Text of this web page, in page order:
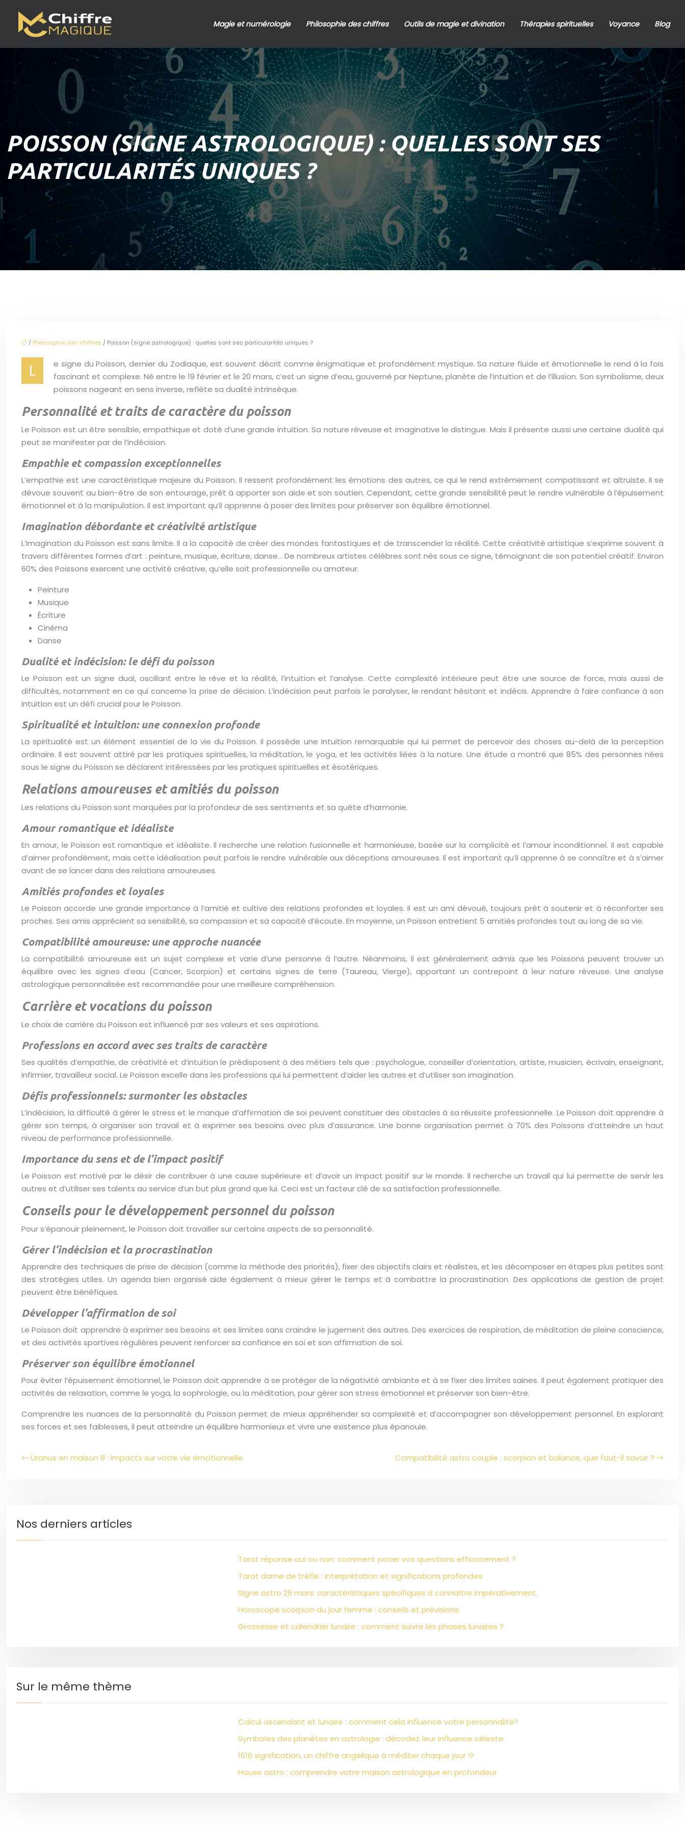
Magie et numérologie Philosophie des chiffres Outils de magie et divination Thérapies spirituelles Voyance Blog
POISSON (SIGNE ASTROLOGIQUE) : QUELLES SONT SES
PARTICULARITÉS UNIQUES ?
/ Philosophie des chiffres / Poisson (signe astrologique) : quelles sont ses particularités uniques ?
L
e signe du Poisson, dernier du Zodiaque, est souvent décrit comme énigmatique et profondément mystique. Sa nature fluide et émotionnelle le rend à la fois
fascinant et complexe. Né entre le 19 février et le 20 mars, c’est un signe d’eau, gouverné par Neptune, planète de l’intuition et de l’illusion. Son symbolisme, deux
poissons nageant en sens inverse, reflète sa dualité intrinsèque.
Personnalité et traits de caractère du poisson
Le Poisson est un être sensible, empathique et doté d’une grande intuition. Sa nature rêveuse et imaginative le distingue. Mais il présente aussi une certaine dualité qui
peut se manifester par de l’indécision.
Empathie et compassion exceptionnelles
L’empathie est une caractéristique majeure du Poisson. Il ressent profondément les émotions des autres, ce qui le rend extrêmement compatissant et altruiste. Il se
dévoue souvent au bien-être de son entourage, prêt à apporter son aide et son soutien. Cependant, cette grande sensibilité peut le rendre vulnérable à l’épuisement
émotionnel et à la manipulation. Il est important qu’il apprenne à poser des limites pour préserver son équilibre émotionnel.
Imagination débordante et créativité artistique
L’imagination du Poisson est sans limite. Il a la capacité de créer des mondes fantastiques et de transcender la réalité. Cette créativité artistique s’exprime souvent à
travers différentes formes d’art : peinture, musique, écriture, danse… De nombreux artistes célèbres sont nés sous ce signe, témoignant de son potentiel créatif. Environ
60% des Poissons exercent une activité créative, qu’elle soit professionnelle ou amateur.
Peinture
Musique
Écriture
Cinéma
Danse
Dualité et indécision: le défi du poisson
Le Poisson est un signe dual, oscillant entre le rêve et la réalité, l’intuition et l’analyse. Cette complexité intérieure peut être une source de force, mais aussi de
difficultés, notamment en ce qui concerne la prise de décision. L’indécision peut parfois le paralyser, le rendant hésitant et indécis. Apprendre à faire confiance à son
intuition est un défi crucial pour le Poisson.
Spiritualité et intuition: une connexion profonde
La spiritualité est un élément essentiel de la vie du Poisson. Il possède une intuition remarquable qui lui permet de percevoir des choses au-delà de la perception
ordinaire. Il est souvent attiré par les pratiques spirituelles, la méditation, le yoga, et les activités liées à la nature. Une étude a montré que 85% des personnes nées
sous le signe du Poisson se déclarent intéressées par les pratiques spirituelles et ésotériques.
Relations amoureuses et amitiés du poisson
Les relations du Poisson sont marquées par la profondeur de ses sentiments et sa quête d’harmonie.
Amour romantique et idéaliste
En amour, le Poisson est romantique et idéaliste. Il recherche une relation fusionnelle et harmonieuse, basée sur la complicité et l’amour inconditionnel. Il est capable
d’aimer profondément, mais cette idéalisation peut parfois le rendre vulnérable aux déceptions amoureuses. Il est important qu’il apprenne à se connaître et à s’aimer
avant de se lancer dans des relations amoureuses.
Amitiés profondes et loyales
Le Poisson accorde une grande importance à l’amitié et cultive des relations profondes et loyales. Il est un ami dévoué, toujours prêt à soutenir et à réconforter ses
proches. Ses amis apprécient sa sensibilité, sa compassion et sa capacité d’écoute. En moyenne, un Poisson entretient 5 amitiés profondes tout au long de sa vie.
Compatibilité amoureuse: une approche nuancée
La compatibilité amoureuse est un sujet complexe et varie d’une personne à l’autre. Néanmoins, il est généralement admis que les Poissons peuvent trouver un
équilibre avec les signes d’eau (Cancer, Scorpion) et certains signes de terre (Taureau, Vierge), apportant un contrepoint à leur nature rêveuse. Une analyse
astrologique personnalisée est recommandée pour une meilleure compréhension.
Carrière et vocations du poisson
Le choix de carrière du Poisson est influencé par ses valeurs et ses aspirations.
Professions en accord avec ses traits de caractère
Ses qualités d’empathie, de créativité et d’intuition le prédisposent à des métiers tels que : psychologue, conseiller d’orientation, artiste, musicien, écrivain, enseignant,
infirmier, travailleur social. Le Poisson excelle dans les professions qui lui permettent d’aider les autres et d’utiliser son imagination.
Défis professionnels: surmonter les obstacles
L’indécision, la difficulté à gérer le stress et le manque d’affirmation de soi peuvent constituer des obstacles à sa réussite professionnelle. Le Poisson doit apprendre à
gérer son temps, à organiser son travail et à exprimer ses besoins avec plus d’assurance. Une bonne organisation permet à 70% des Poissons d’atteindre un haut
niveau de performance professionnelle.
Importance du sens et de l’impact positif
Le Poisson est motivé par le désir de contribuer à une cause supérieure et d’avoir un impact positif sur le monde. Il recherche un travail qui lui permette de servir les
autres et d’utiliser ses talents au service d’un but plus grand que lui. Ceci est un facteur clé de sa satisfaction professionnelle.
Conseils pour le développement personnel du poisson
Pour s’épanouir pleinement, le Poisson doit travailler sur certains aspects de sa personnalité.
Gérer l’indécision et la procrastination
Apprendre des techniques de prise de décision (comme la méthode des priorités), fixer des objectifs clairs et réalistes, et les décomposer en étapes plus petites sont
des stratégies utiles. Un agenda bien organisé aide également à mieux gérer le temps et à combattre la procrastination. Des applications de gestion de projet
peuvent être bénéfiques.
Développer l’affirmation de soi
Le Poisson doit apprendre à exprimer ses besoins et ses limites sans craindre le jugement des autres. Des exercices de respiration, de méditation de pleine conscience,
et des activités sportives régulières peuvent renforcer sa confiance en soi et son affirmation de soi.
Préserver son équilibre émotionnel
Pour éviter l’épuisement émotionnel, le Poisson doit apprendre à se protéger de la négativité ambiante et à se fixer des limites saines. Il peut également pratiquer des
activités de relaxation, comme le yoga, la sophrologie, ou la méditation, pour gérer son stress émotionnel et préserver son bien-être.
Comprendre les nuances de la personnalité du Poisson permet de mieux appréhender sa complexité et d’accompagner son développement personnel. En explorant
ses forces et ses faiblesses, il peut atteindre un équilibre harmonieux et vivre une existence plus épanouie.
Uranus en maison 8 : impacts sur votre vie émotionnelle Compatibilité astro couple : scorpion et balance, que faut-il savoir ?
Nos derniers articles
Tarot réponse oui ou non: comment poser vos questions efficacement ?
Tarot dame de trèfle : interprétation et significations profondes
Signe astro 29 mars: caractéristiques spécifiques à connaître impérativement.
Horoscope scorpion du jour femme : conseils et prévisions
Grossesse et calendrier lunaire : comment suivre les phases lunaires ?
Sur le même thème
Calcul ascendant et lunaire : comment cela influence votre personnalité?
Symboles des planètes en astrologie : décodez leur influence céleste
1616 signification, un chiffre angélique à méditer chaque jour !?
House astro : comprendre votre maison astrologique en profondeur